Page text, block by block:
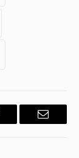
E-